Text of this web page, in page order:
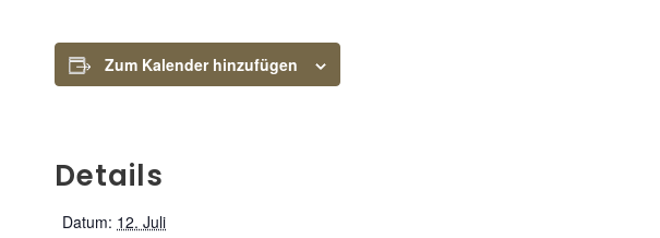
Zum Kalender hinzufügen
Details
Datum: 12. Juli